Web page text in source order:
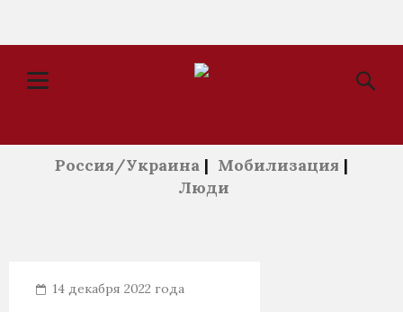
Россия/Украина | Мобилизация |
Люди
14 декабря 2022 года